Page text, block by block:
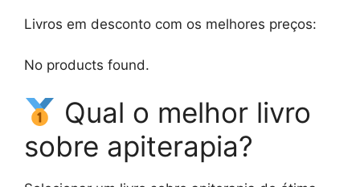
Livros em desconto com os melhores preços:
No products found.
Qual o melhor livro
sobre apiterapia?